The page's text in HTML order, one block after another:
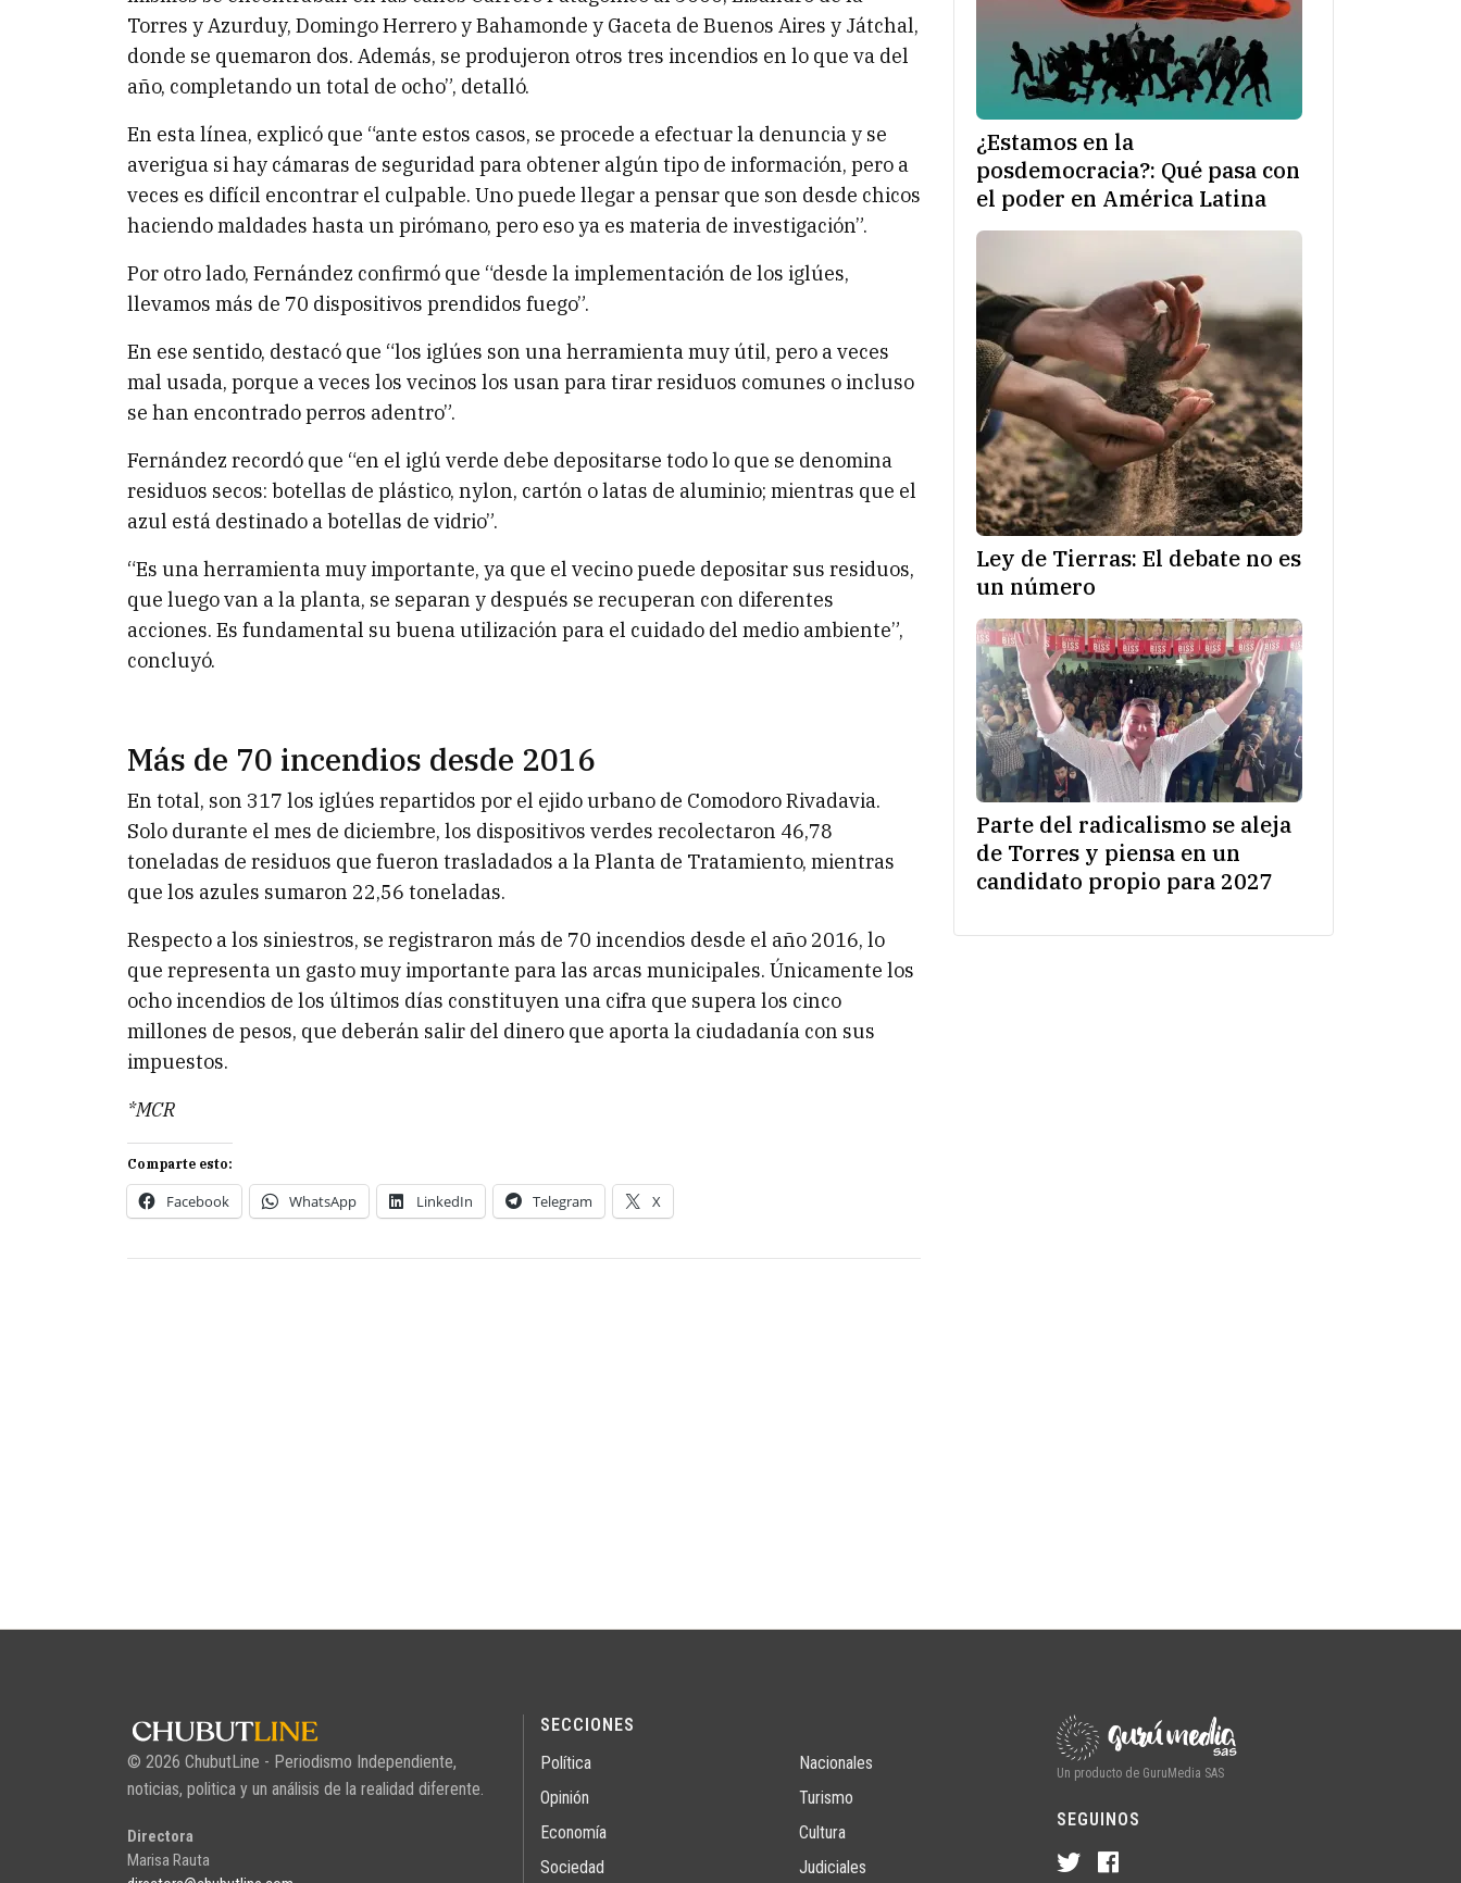
Torres y Azurduy, Domingo Herrero y Bahamonde y Gaceta de Buenos Aires y Játchal,
donde se quemaron dos. Además, se produjeron otros tres incendios en lo que va del
año, completando un total de ocho”, detalló.
En esta línea, explicó que “ante estos casos, se procede a efectuar la denuncia y se
averigua si hay cámaras de seguridad para obtener algún tipo de información, pero a
veces es difícil encontrar el culpable. Uno puede llegar a pensar que son desde chicos
haciendo maldades hasta un pirómano, pero eso ya es materia de investigación”.
Por otro lado, Fernández confirmó que “desde la implementación de los iglúes,
llevamos más de 70 dispositivos prendidos fuego”.
En ese sentido, destacó que “los iglúes son una herramienta muy útil, pero a veces
mal usada, porque a veces los vecinos los usan para tirar residuos comunes o incluso
se han encontrado perros adentro”.
Fernández recordó que “en el iglú verde debe depositarse todo lo que se denomina
residuos secos: botellas de plástico, nylon, cartón o latas de aluminio; mientras que el
azul está destinado a botellas de vidrio”.
“Es una herramienta muy importante, ya que el vecino puede depositar sus residuos,
que luego van a la planta, se separan y después se recuperan con diferentes
acciones. Es fundamental su buena utilización para el cuidado del medio ambiente”,
concluyó.
Más de 70 incendios desde 2016
En total, son 317 los iglúes repartidos por el ejido urbano de Comodoro Rivadavia.
Solo durante el mes de diciembre, los dispositivos verdes recolectaron 46,78
toneladas de residuos que fueron trasladados a la Planta de Tratamiento, mientras
que los azules sumaron 22,56 toneladas.
Respecto a los siniestros, se registraron más de 70 incendios desde el año 2016, lo
que representa un gasto muy importante para las arcas municipales. Únicamente los
ocho incendios de los últimos días constituyen una cifra que supera los cinco
millones de pesos, que deberán salir del dinero que aporta la ciudadanía con sus
impuestos.
*MCR
Comparte esto:
Facebook WhatsApp LinkedIn Telegram X
¿Estamos en la
posdemocracia?: Qué pasa con
el poder en América Latina
Ley de Tierras: El debate no es
un número
Parte del radicalismo se aleja
de Torres y piensa en un
candidato propio para 2027
© 2026 ChubutLine - Periodismo Independiente,
noticias, politica y un análisis de la realidad diferente.
Directora
Marisa Rauta
SECCIONES
Política
Opinión
Economía
Sociedad
Nacionales
Turismo
Cultura
Judiciales
Un producto de GuruMedia SAS
SEGUINOS